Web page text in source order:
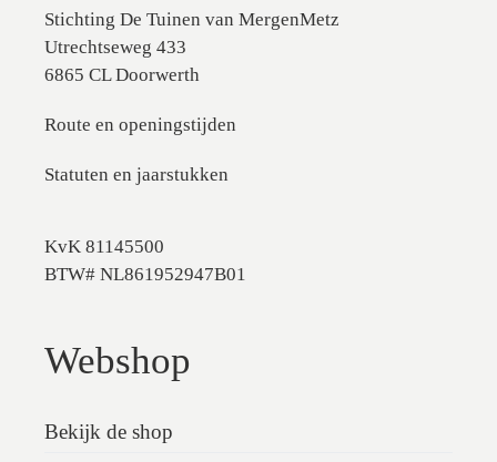
Stichting De Tuinen van MergenMetz
Utrechtseweg 433
6865 CL Doorwerth
Route en openingstijden
Statuten en jaarstukken
KvK 81145500
BTW# NL861952947B01
Webshop
Bekijk de shop